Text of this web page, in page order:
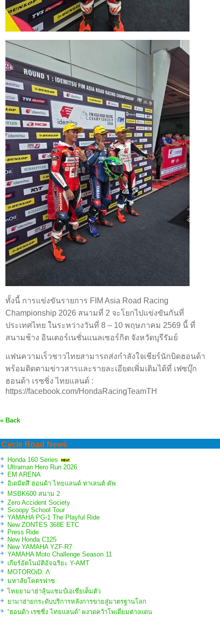
ทั้งนี้ การแข่งขันรายการ FIM Asia Road Racing
Championship 2026 สนามที่ 2 จะโยกไปแข่งขันกันที่
ประเทศไทย ในระหว่างวันที่ 8 – 10 พฤษภาคม 2569 นี้ ที่
สนามช้าง อินเตอร์เนชั่นแนลเซอร์กิต จังหวัดบุรีรัมย์
แฟนความเร็วชาวไทยสามารถส่งกำลังใจเชียร์นักบิดฮอนด้า
พร้อมติดตามข่าวสารและรายละเอียดเพิ่มเติมได้ที่ เฟซบุ๊ก
ฮอนด้า เรซซิ่ง ไทยแลนด์ :
https://facebook.com/HondaRacingTeamTH
« Back
Cycle Road News
Honda 160 Series
Ultraman Hero Run 2026
EM ARENA
อิเดมิตสึ ฮอนด้า ไทยแลนด์ ทาเลนต์ คัพ
MSBK600 สนาม 2
Zero Accident Society
Scoopy School Tour
YAMAHA PG-1 The Playful Ride
New ZONTES 368E ETC
Press Ride
New Honda C125
New YAMAHA YZF-R7
YAMAHA Moto Challenge Season 11
เกียร์อัตโนมัติอัจฉริยะ Y-AMT
MOTOROiD: Λ
มหาลัยโคตรฟาซ
ไทยยามาฮ่าลุ้นแชมป์เอเชียเต็มตัว
ยามาฮ่ายกระดับบริการหลังการขายสู่มาตรฐานโลก
“ฮอนด้า เรซซิ่ง ไทยแลนด์” ผงาดคว้าโพเดียมต่างแดน